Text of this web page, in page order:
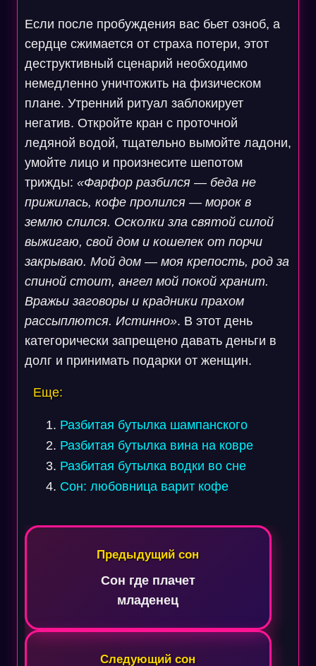
Если после пробуждения вас бьет озноб, а
сердце сжимается от страха потери, этот
деструктивный сценарий необходимо
немедленно уничтожить на физическом
плане. Утренний ритуал заблокирует
негатив. Откройте кран с проточной
ледяной водой, тщательно вымойте ладони,
умойте лицо и произнесите шепотом
трижды: «Фарфор разбился — беда не
прижилась, кофе пролился — морок в
землю слился. Осколки зла святой силой
выжигаю, свой дом и кошелек от порчи
закрываю. Мой дом — моя крепость, род за
спиной стоит, ангел мой покой хранит.
Вражьи заговоры и крадники прахом
рассыплются. Истинно». В этот день
категорически запрещено давать деньги в
долг и принимать подарки от женщин.
Еще:
Разбитая бутылка шампанского
Разбитая бутылка вина на ковре
Разбитая бутылка водки во сне
Сон: любовница варит кофе
Навигация
Предыдущий сон
Сон где плачет
младенец
Следующий сон